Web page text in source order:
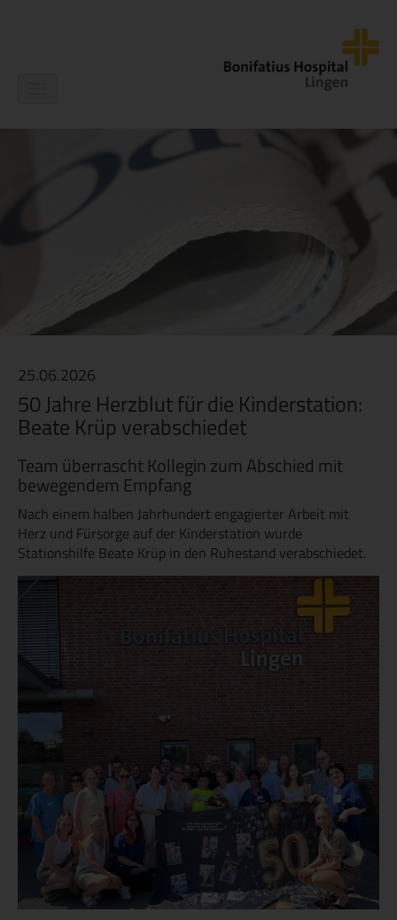
25.06.2026
50 Jahre Herzblut für die Kinderstation:
Beate Krüp verabschiedet
Team überrascht Kollegin zum Abschied mit
bewegendem Empfang
Nach einem halben Jahrhundert engagierter Arbeit mit
Herz und Fürsorge auf der Kinderstation wurde
Stationshilfe Beate Krüp in den Ruhestand verabschiedet.